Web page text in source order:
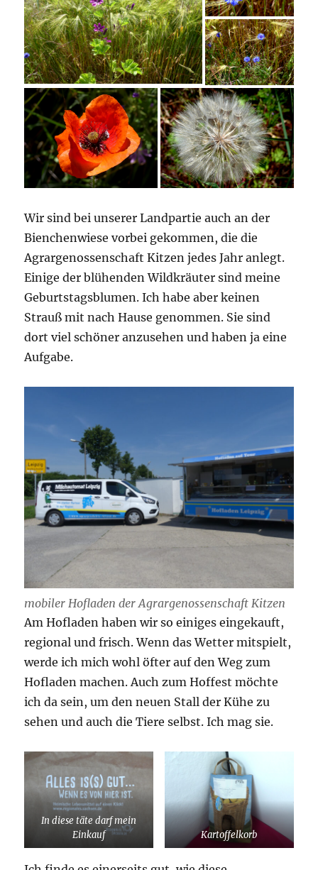
Wir sind bei unserer Landpartie auch an der
Bienchenwiese vorbei gekommen, die die
Agrargenossenschaft Kitzen jedes Jahr anlegt.
Einige der blühenden Wildkräuter sind meine
Geburtstagsblumen. Ich habe aber keinen
Strauß mit nach Hause genommen. Sie sind
dort viel schöner anzusehen und haben ja eine
Aufgabe.
mobiler Hofladen der Agrargenossenschaft Kitzen
Am Hofladen haben wir so einiges eingekauft,
regional und frisch. Wenn das Wetter mitspielt,
werde ich mich wohl öfter auf den Weg zum
Hofladen machen. Auch zum Hoffest möchte
ich da sein, um den neuen Stall der Kühe zu
sehen und auch die Tiere selbst. Ich mag sie.
In diese täte darf mein
Einkauf
Kartoffelkorb